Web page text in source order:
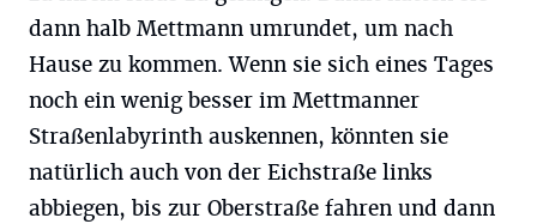
dann halb Mettmann umrundet, um nach
Hause zu kommen. Wenn sie sich eines Tages
noch ein wenig besser im Mettmanner
Straßenlabyrinth auskennen, könnten sie
natürlich auch von der Eichstraße links
abbiegen, bis zur Oberstraße fahren und dann